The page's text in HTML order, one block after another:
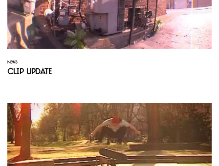
NEWS
Clip Update